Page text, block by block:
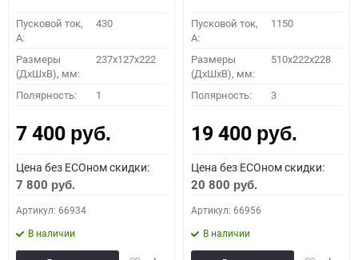
Пусковой ток,
A:
430
Размеры
(ДхШхВ), мм:
237x127x222
Полярность: 1
7 400 руб.
Цена без ECOном скидки:
7 800 руб.
Артикул: 66934
В наличии
Пусковой ток,
A:
1150
Размеры
(ДхШхВ), мм:
510x222x228
Полярность: 3
19 400 руб.
Цена без ECOном скидки:
20 800 руб.
Артикул: 66956
В наличии